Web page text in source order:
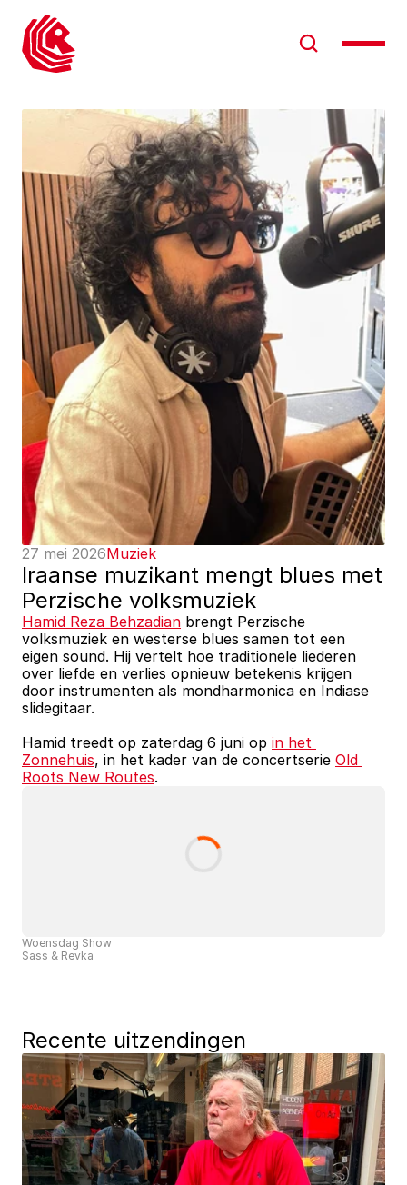
27 mei 2026Muziek
Iraanse muzikant mengt blues met
Perzische volksmuziek
Hamid Reza Behzadian brengt Perzische
volksmuziek en westerse blues samen tot een
eigen sound. Hij vertelt hoe traditionele liederen
over liefde en verlies opnieuw betekenis krijgen
door instrumenten als mondharmonica en Indiase
slidegitaar.
Hamid treedt op zaterdag 6 juni op in het
Zonnehuis, in het kader van de concertserie Old
Roots New Routes.
Woensdag Show
Sass & Revka
Recente uitzendingen